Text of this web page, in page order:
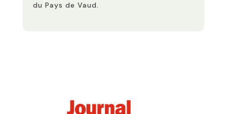
du Pays de Vaud.